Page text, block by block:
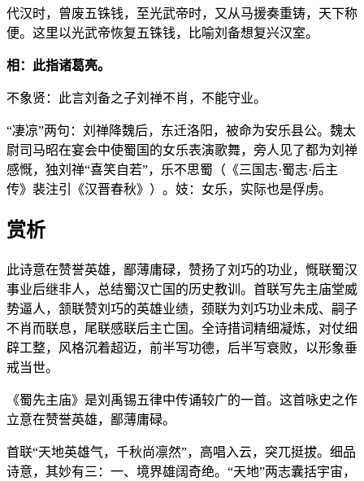
代汉时，曾废五铢钱，至光武帝时，又从马援奏重铸，天下称
便。这里以光武帝恢复五铢钱，比喻刘备想复兴汉室。
相：此指诸葛亮。
不象贤：此言刘备之子刘禅不肖，不能守业。
“凄凉”两句：刘禅降魏后，东迁洛阳，被命为安乐县公。魏太
尉司马昭在宴会中使蜀国的女乐表演歌舞，旁人见了都为刘禅
感慨，独刘禅“喜笑自若”，乐不思蜀（《三国志·蜀志·后主
传》裴注引《汉晋春秋》）。妓：女乐，实际也是俘虏。
赏析
此诗意在赞誉英雄，鄙薄庸碌，赞扬了刘巧的功业，慨联蜀汉
事业后继非人，总结蜀汉亡国的历史教训。首联写先主庙堂威
势逼人，颔联赞刘巧的英雄业绩，颈联为刘巧功业未成、嗣子
不肖而联息，尾联感联后主亡国。全诗措词精细凝炼，对仗细
辟工整，风格沉着超迈，前半写功德，后半写衰败，以形象垂
戒当世。
《蜀先主庙》是刘禹锡五律中传诵较广的一首。这首咏史之作
立意在赞誉英雄，鄙薄庸碌。
首联“天地英雄气，千秋尚凛然”，高唱入云，突兀挺拔。细品
诗意，其妙有三：一、境界雄阔奇绝。“天地”两志囊括宇宙，